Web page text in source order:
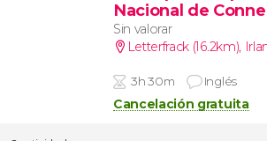
Nacional de
Sin valorar
Letterfrack (16.2km)
3h 30m Inglés
Cancelación gratuita